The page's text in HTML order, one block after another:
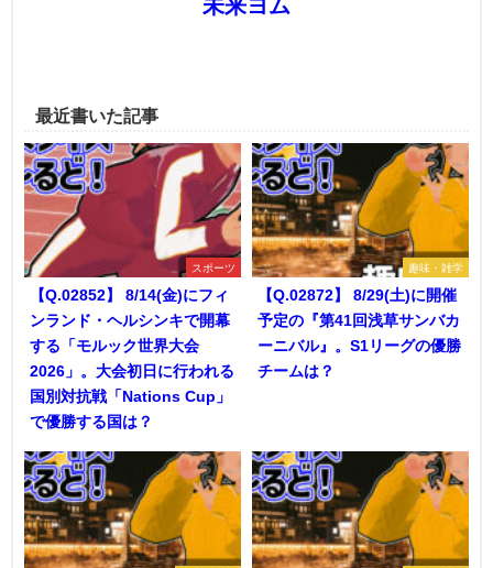
未来ヨム
最近書いた記事
スポーツ
【Q.02852】 8/14(金)にフィ
ンランド・ヘルシンキで開幕
する「モルック世界大会
2026」。大会初日に行われる
国別対抗戦「Nations Cup」
で優勝する国は？
趣味・雑学
【Q.02872】 8/29(土)に開催
予定の『第41回浅草サンバカ
ーニバル』。S1リーグの優勝
チームは？